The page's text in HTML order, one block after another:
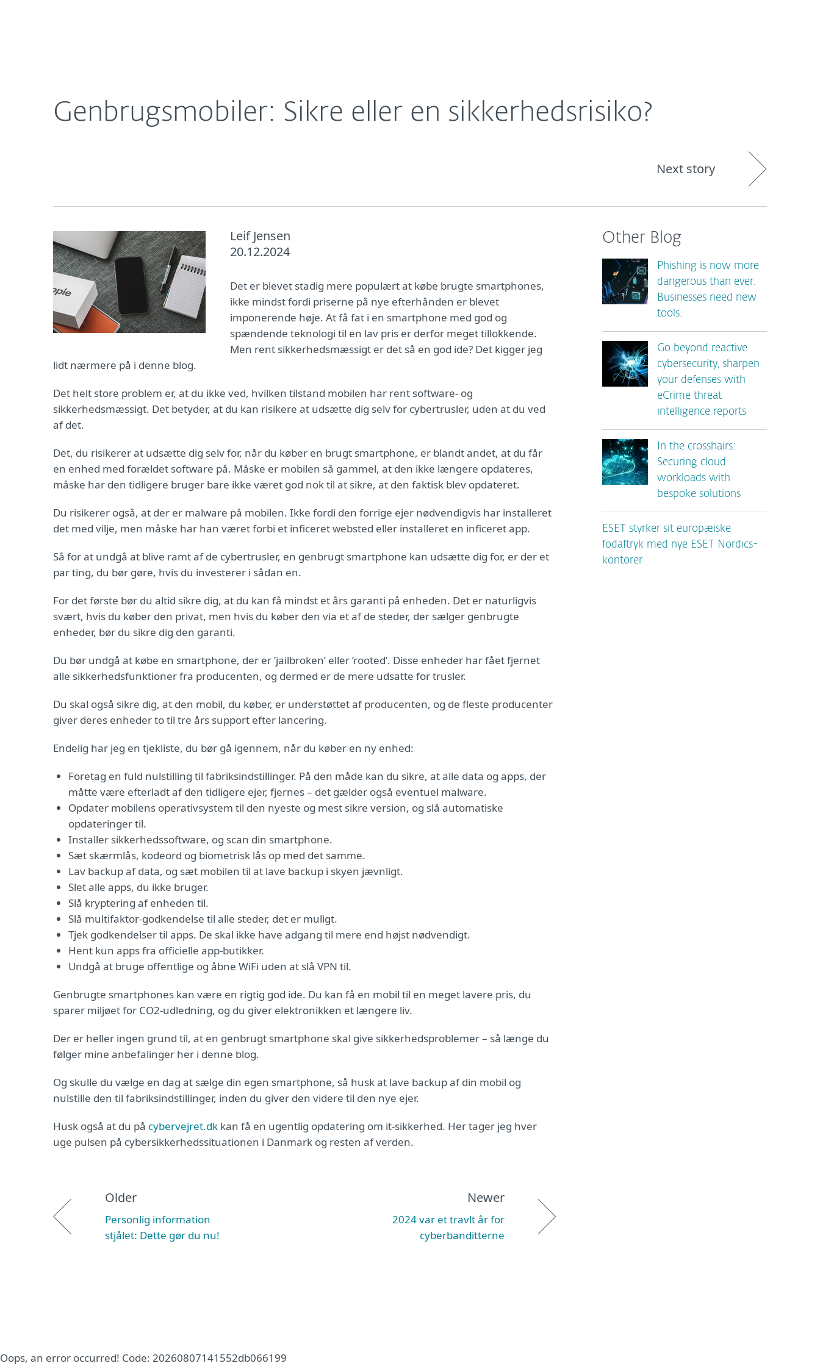
Genbrugsmobiler: Sikre eller en sikkerhedsrisiko?
Next story
Leif Jensen
20.12.2024
Det er blevet stadig mere populært at købe brugte smartphones,
ikke mindst fordi priserne på nye efterhånden er blevet
imponerende høje. At få fat i en smartphone med god og
spændende teknologi til en lav pris er derfor meget tillokkende.
Men rent sikkerhedsmæssigt er det så en god ide? Det kigger jeg
lidt nærmere på i denne blog.
Det helt store problem er, at du ikke ved, hvilken tilstand mobilen har rent software- og
sikkerhedsmæssigt. Det betyder, at du kan risikere at udsætte dig selv for cybertrusler, uden at du ved
af det.
Det, du risikerer at udsætte dig selv for, når du køber en brugt smartphone, er blandt andet, at du får
en enhed med forældet software på. Måske er mobilen så gammel, at den ikke længere opdateres,
måske har den tidligere bruger bare ikke været god nok til at sikre, at den faktisk blev opdateret.
Du risikerer også, at der er malware på mobilen. Ikke fordi den forrige ejer nødvendigvis har installeret
det med vilje, men måske har han været forbi et inficeret websted eller installeret en inficeret app.
Så for at undgå at blive ramt af de cybertrusler, en genbrugt smartphone kan udsætte dig for, er der et
par ting, du bør gøre, hvis du investerer i sådan en.
For det første bør du altid sikre dig, at du kan få mindst et års garanti på enheden. Det er naturligvis
svært, hvis du køber den privat, men hvis du køber den via et af de steder, der sælger genbrugte
enheder, bør du sikre dig den garanti.
Du bør undgå at købe en smartphone, der er ’jailbroken’ eller ’rooted’. Disse enheder har fået fjernet
alle sikkerhedsfunktioner fra producenten, og dermed er de mere udsatte for trusler.
Du skal også sikre dig, at den mobil, du køber, er understøttet af producenten, og de fleste producenter
giver deres enheder to til tre års support efter lancering.
Endelig har jeg en tjekliste, du bør gå igennem, når du køber en ny enhed:
Foretag en fuld nulstilling til fabriksindstillinger. På den måde kan du sikre, at alle data og apps, der
måtte være efterladt af den tidligere ejer, fjernes – det gælder også eventuel malware.
Opdater mobilens operativsystem til den nyeste og mest sikre version, og slå automatiske
opdateringer til.
Installer sikkerhedssoftware, og scan din smartphone.
Sæt skærmlås, kodeord og biometrisk lås op med det samme.
Lav backup af data, og sæt mobilen til at lave backup i skyen jævnligt.
Slet alle apps, du ikke bruger.
Slå kryptering af enheden til.
Slå multifaktor-godkendelse til alle steder, det er muligt.
Tjek godkendelser til apps. De skal ikke have adgang til mere end højst nødvendigt.
Hent kun apps fra officielle app-butikker.
Undgå at bruge offentlige og åbne WiFi uden at slå VPN til.
Genbrugte smartphones kan være en rigtig god ide. Du kan få en mobil til en meget lavere pris, du
sparer miljøet for CO2-udledning, og du giver elektronikken et længere liv.
Der er heller ingen grund til, at en genbrugt smartphone skal give sikkerhedsproblemer – så længe du
følger mine anbefalinger her i denne blog.
Og skulle du vælge en dag at sælge din egen smartphone, så husk at lave backup af din mobil og
nulstille den til fabriksindstillinger, inden du giver den videre til den nye ejer.
Husk også at du på cybervejret.dk kan få en ugentlig opdatering om it-sikkerhed. Her tager jeg hver
uge pulsen på cybersikkerhedssituationen i Danmark og resten af verden.
Older
Personlig information
stjålet: Dette gør du nu!
Newer
2024 var et travlt år for
cyberbanditterne
Other Blog
Phishing is now more
dangerous than ever.
Businesses need new
tools.
Go beyond reactive
cybersecurity, sharpen
your defenses with
eCrime threat
intelligence reports
In the crosshairs:
Securing cloud
workloads with
bespoke solutions
ESET styrker sit europæiske
fodaftryk med nye ESET Nordics-
kontorer
Oops, an error occurred! Code: 20260807141552db066199